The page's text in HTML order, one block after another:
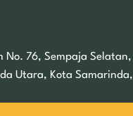
No. 76, Sempaja Selatan,
Utara, Kota Samarinda,